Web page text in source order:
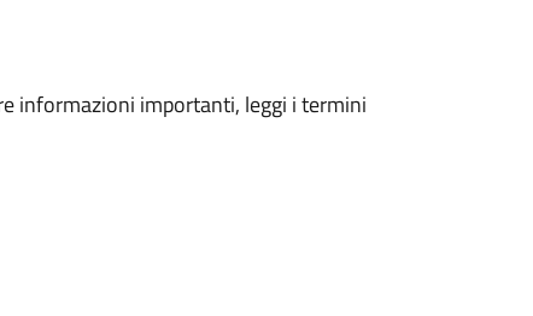
informazioni importanti, leggi i termini